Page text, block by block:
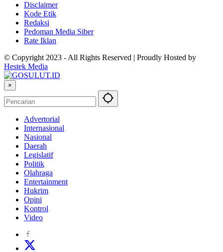
Disclaimer
Kode Etik
Redaksi
Pedoman Media Siber
Rate Iklan
© Copyright 2023 - All Rights Reserved | Proudly Hosted by
Hestek Media
×
Advertorial
Internasional
Nasional
Daerah
Legislatif
Politik
Olahraga
Entertainment
Hukrim
Opini
Kontrol
Video